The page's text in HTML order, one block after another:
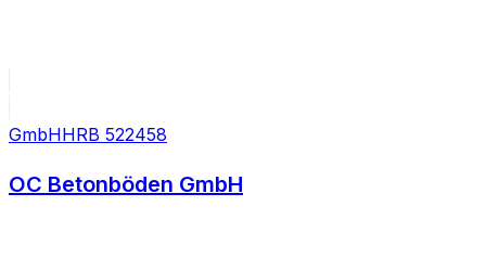
GmbHHRB 522458
OC Betonböden GmbH